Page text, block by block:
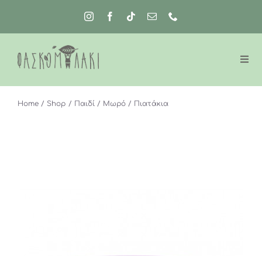
περιεχόμενο
Home Shop Παιδί Μωρό Πιατάκια